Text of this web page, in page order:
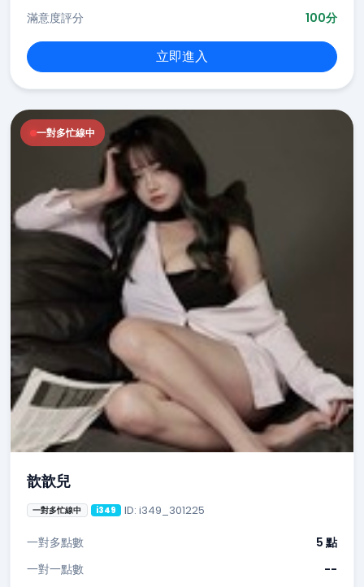
滿意度評分
100分
立即進入
一對多忙線中
歆歆兒
一對多忙線中 i349 ID: i349_301225
一對多點數
5 點
一對一點數
--